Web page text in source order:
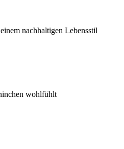
nachhaltigen Lebensstil
wohlfühlt